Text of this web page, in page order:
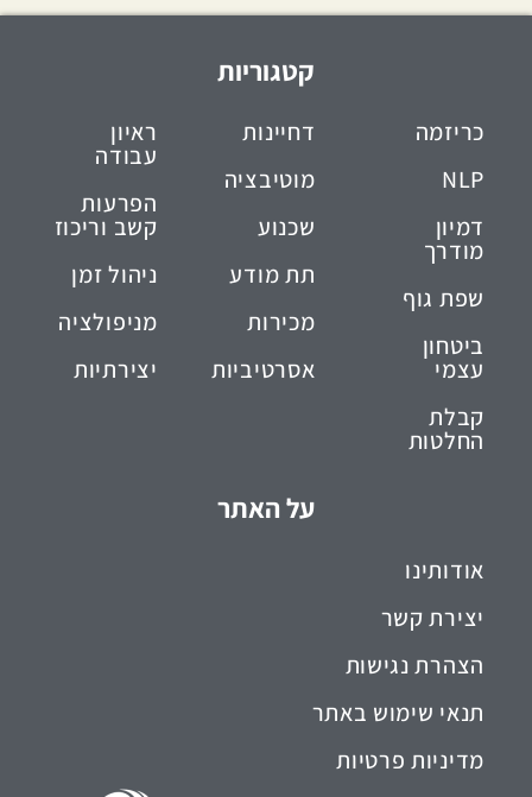
קטגוריות
כריזמה
NLP
דמיון
מודרך
שפת גוף
ביטחון
עצמי
קבלת
החלטות
דחיינות
מוטיבציה
שכנוע
תת מודע
מכירות
אסרטיביות
ראיון
עבודה
הפרעות
קשב וריכוז
ניהול זמן
מניפולציה
יצירתיות
על האתר
אודותינו
יצירת קשר
הצהרת נגישות
תנאי שימוש באתר
מדיניות פרטיות